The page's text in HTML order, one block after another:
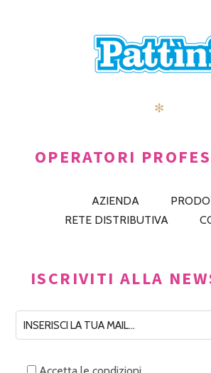
✻
OPERATORI
AZIENDA
RETE DISTRIBUTIVA
ISCRIVITI ALLA